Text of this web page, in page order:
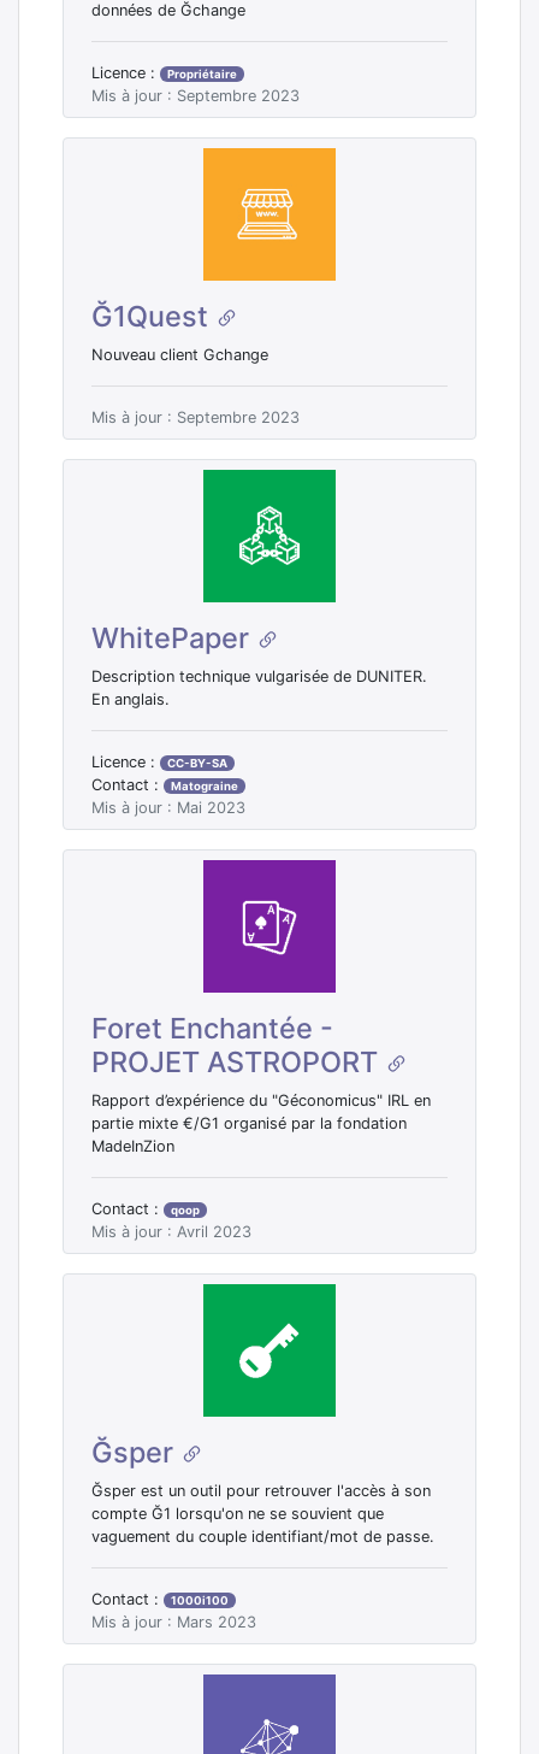
données de Ğchange
Licence : Propriétaire
Mis à jour : Septembre 2023
Ğ1Quest
Nouveau client Gchange
Mis à jour : Septembre 2023
WhitePaper
Description technique vulgarisée de DUNITER.
En anglais.
Licence : CC-BY-SA
Contact : Matograine
Mis à jour : Mai 2023
Foret Enchantée -
PROJET ASTROPORT
Rapport d’expérience du "Géconomicus" IRL en
partie mixte €/G1 organisé par la fondation
MadeInZion
Contact : qoop
Mis à jour : Avril 2023
Ğsper
Ğsper est un outil pour retrouver l'accès à son
compte Ğ1 lorsqu'on ne se souvient que
vaguement du couple identifiant/mot de passe.
Contact : 1000i100
Mis à jour : Mars 2023